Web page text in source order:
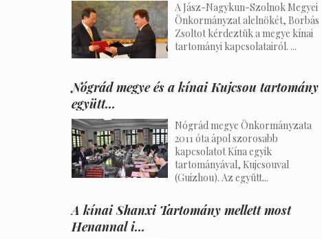
A Jász-Nagykun-Szolnok Megyei
Önkormányzat alelnökét, Borbás
Zsoltot kérdeztük a megye kínai
tartományi kapcsolatairól. ...
Nógrád megye és a kínai Kujcsou tartomány
együtt...
Nógrád megye Önkormányzata
2011 óta ápol szorosabb
kapcsolatot Kína egyik
tartományával, Kujcsouval
(Guizhou). Az együtt...
A kínai Shanxi Tartomány mellett most
Henannal i...